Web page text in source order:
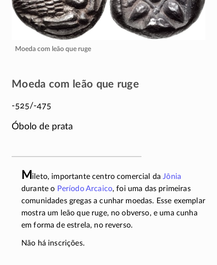
Moeda com leão que ruge
Moeda com leão que ruge
-525/-475
Óbolo de prata
M ileto, importante centro comercial daJônia
durante o Período Arcaico, foi uma das primeiras
comunidades gregas a cunhar moedas. Esse exemplar
mostra um leão que ruge, no obverso, e uma cunha
em forma de estrela, no reverso.
Não há inscrições.